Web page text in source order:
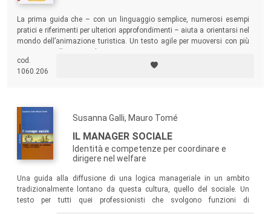
La prima guida che – con un linguaggio semplice, numerosi esempi
pratici e riferimenti per ulteriori approfondimenti – aiuta a orientarsi nel
mondo dell’animazione turistica. Un testo agile per muoversi con più
cod.
1060.206
Susanna Galli, Mauro Tomé
IL MANAGER SOCIALE
Identità e competenze per coordinare e
dirigere nel welfare
Una guida alla diffusione di una logica manageriale in un ambito
tradizionalmente lontano da questa cultura, quello del sociale. Un
testo per tutti quei professionisti che svolgono funzioni di